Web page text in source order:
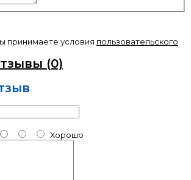
принимаете условия пользовательского
(0)
Хорошо